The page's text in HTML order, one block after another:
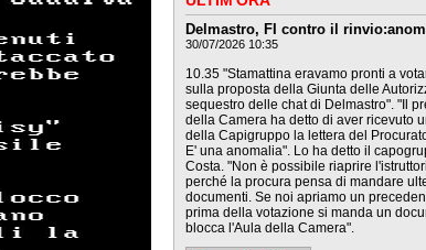
Delmastro, FI contro il
30/07/2026 10:35
10.35 "Stamattina eravamo pronti a
sulla proposta della Giunta delle
sequestro delle chat di Delmastro". "Il
della Camera ha detto di aver ricevuto
della Capigruppo la lettera del
E' una anomalia". Lo ha detto il
Costa. "Non è possibile riaprire
perché la procura pensa di mandare
documenti. Se noi apriamo un
prima della votazione si manda un
blocca l'Aula della Camera".